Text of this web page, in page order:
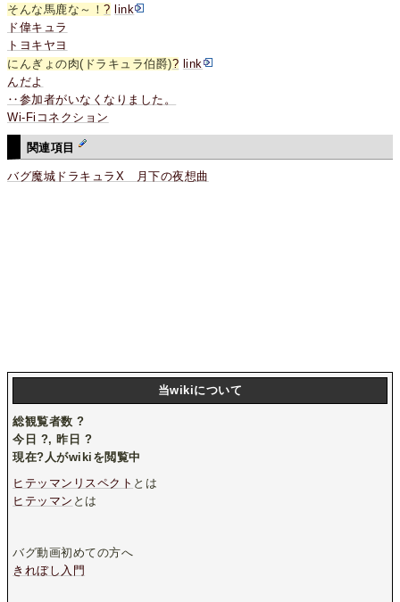
そんな馬鹿な～！? link
ド偉キュラ
トヨキヤヨ
にんぎょの肉(ドラキュラ伯爵)? link
んだよ
‥参加者がいなくなりました。
Wi-Fiコネクション
関連項目
バグ魔城ドラキュラX 月下の夜想曲
当wikiについて
総観覧者数?
今日 ?, 昨日 ?
現在? 人がwikiを閲覧中
ヒテッマンリスペクト とは
ヒテッマン とは
バグ動画初めての方へ
きれぼし入門